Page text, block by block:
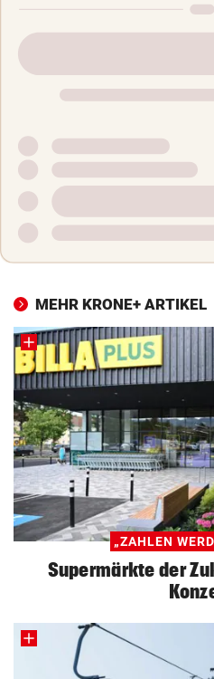
MEHR KRONE+ ARTIKEL
„ZAHLEN
Supermärkte der